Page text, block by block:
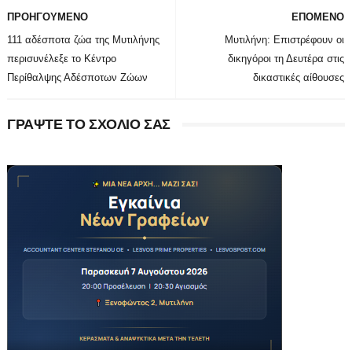
ΕΠΟΜΕΝΟ
Μυτιλήνη: Επιστρέφουν οι
δικηγόροι τη Δευτέρα στις
δικαστικές αίθουσες
ΠΡΟΗΓΟΥΜΕΝΟ
111 αδέσποτα ζώα της Μυτιλήνης
περισυνέλεξε το Κέντρο
Περίθαλψης Αδέσποτων Ζώων
ΓΡΑΨΤΕ ΤΟ ΣΧΟΛΙΟ ΣΑΣ